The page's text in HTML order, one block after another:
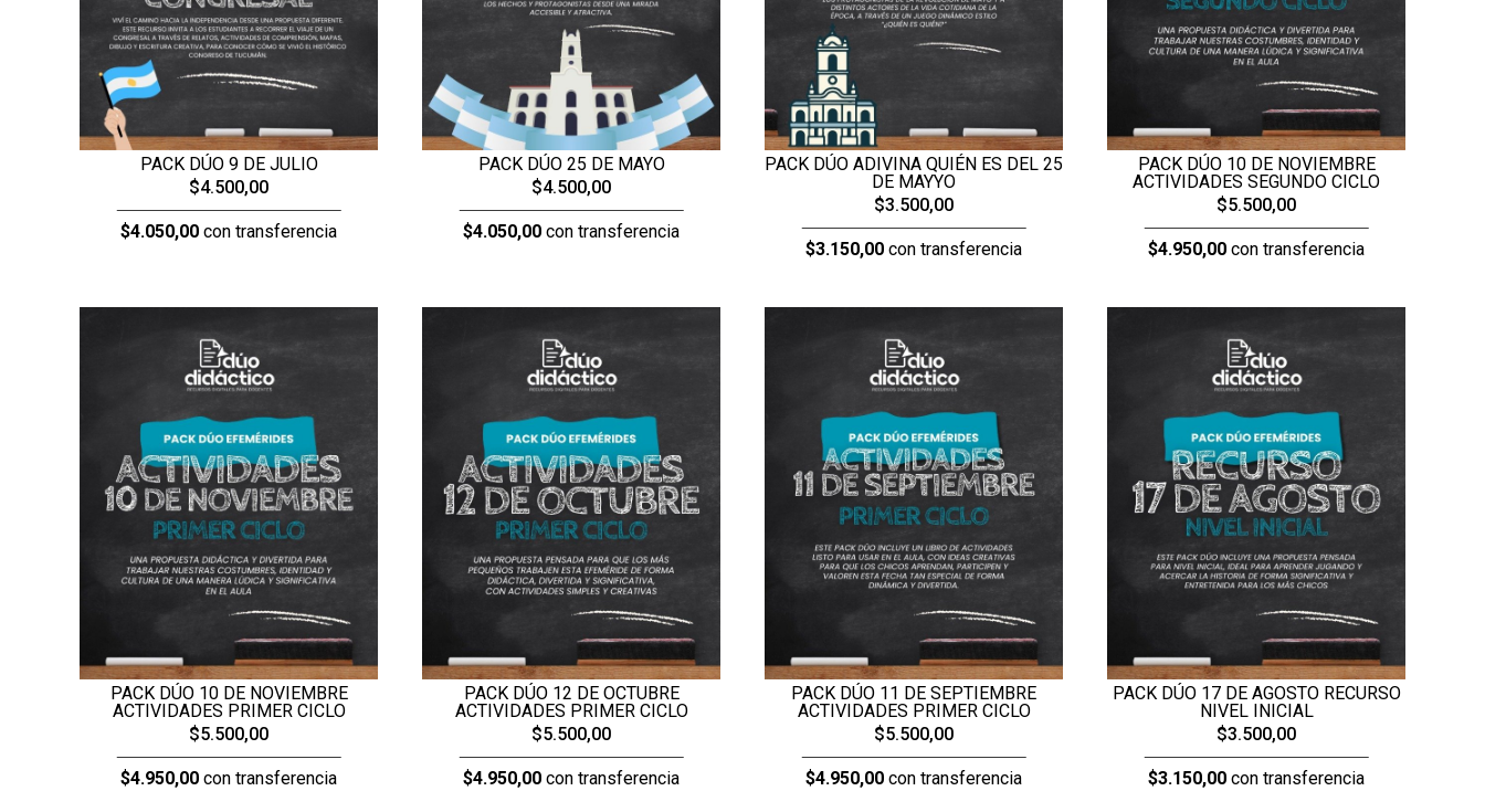
PACK DÚO 9 DE JULIO
$4.500,00
$4.050,00 con transferencia
PACK DÚO 25 DE MAYO
$4.500,00
$4.050,00 con transferencia
PACK DÚO ADIVINA QUIÉN ES DEL 25
DE MAYYO
$3.500,00
$3.150,00 con transferencia
PACK DÚO 10 DE NOVIEMBRE
ACTIVIDADES SEGUNDO CICLO
$5.500,00
$4.950,00 con transferencia
PACK DÚO 10 DE NOVIEMBRE
ACTIVIDADES PRIMER CICLO
$5.500,00
$4.950,00 con transferencia
PACK DÚO 12 DE OCTUBRE
ACTIVIDADES PRIMER CICLO
$5.500,00
$4.950,00 con transferencia
PACK DÚO 11 DE SEPTIEMBRE
ACTIVIDADES PRIMER CICLO
$5.500,00
$4.950,00 con transferencia
PACK DÚO 17 DE AGOSTO RECURSO
NIVEL INICIAL
$3.500,00
$3.150,00 con transferencia